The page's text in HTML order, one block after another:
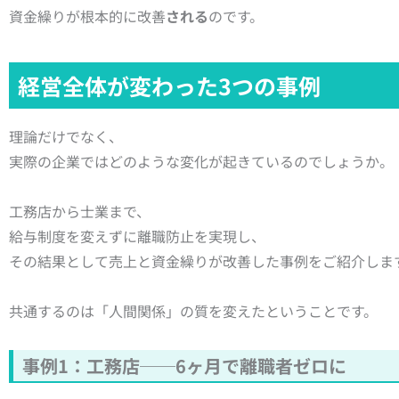
資金繰りが根本的に改善されるのです。
経営全体が変わった3つの事例
理論だけでなく、
実際の企業ではどのような変化が起きているのでしょうか。
工務店から士業まで、
給与制度を変えずに離職防止を実現し、
その結果として売上と資金繰りが改善した事例をご紹介しま
共通するのは「人間関係」の質を変えたということです。
事例1：工務店──6ヶ月で離職者ゼロに